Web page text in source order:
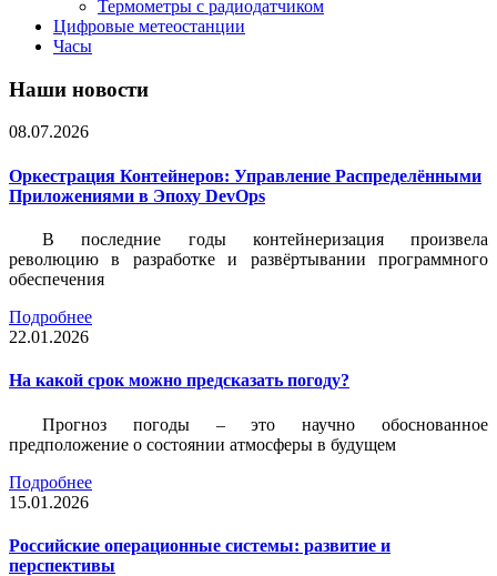
Термометры с радиодатчиком
Цифровые метеостанции
Часы
Наши новости
08.07.2026
Оркестрация Контейнеров: Управление Распределёнными
Приложениями в Эпоху DevOps
В последние годы контейнеризация произвела
революцию в разработке и развёртывании программного
обеспечения
Подробнее
22.01.2026
На какой срок можно предсказать погоду?
Прогноз погоды – это научно обоснованное
предположение о состоянии атмосферы в будущем
Подробнее
15.01.2026
Российские операционные системы: развитие и
перспективы